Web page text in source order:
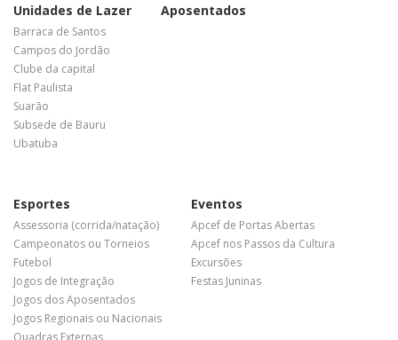
Unidades de Lazer
Barraca de Santos
Campos do Jordão
Clube da capital
Flat Paulista
Suarão
Subsede de Bauru
Ubatuba
Aposentados
Esportes
Assessoria (corrida/natação)
Campeonatos ou Torneios
Futebol
Jogos de Integração
Jogos dos Aposentados
Jogos Regionais ou Nacionais
Quadras Externas
Eventos
Apcef de Portas Abertas
Apcef nos Passos da Cultura
Excursões
Festas Juninas